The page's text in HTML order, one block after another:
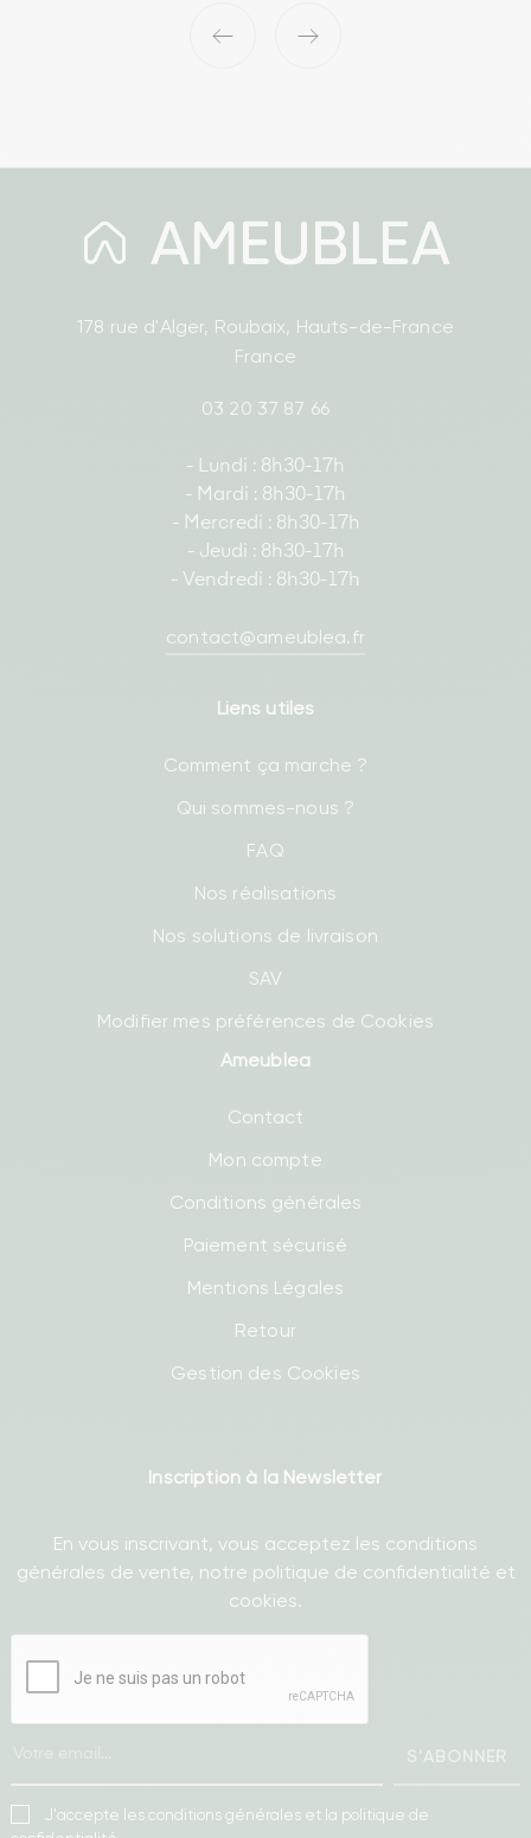
‹ ›
178 rue d'Alger, Roubaix, Hauts-de-France
France
03 20 37 87 66
- Lundi : 8h30-17h
- Mardi : 8h30-17h
- Mercredi : 8h30-17h
- Jeudi : 8h30-17h
- Vendredi : 8h30-17h
contact@ameublea.fr
Liens utiles
Comment ça marche ?
Qui sommes-nous ?
FAQ
Nos réalisations
Nos solutions de livraison
SAV
Modifier mes préférences de Cookies
Ameublea
Contact
Mon compte
Conditions générales
Paiement sécurisé
Mentions Légales
Retour
Gestion des Cookies
Inscription à la Newsletter
En vous inscrivant, vous acceptez les conditions
générales de vente, notre politique de confidentialité et
cookies.
S'ABONNER
J'accepte les conditions générales et la politique de